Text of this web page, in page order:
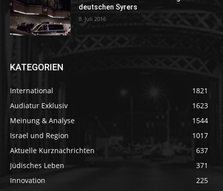
deutschen Syrers
8. Juli 2016
KATEGORIEN
International
1821
Audiatur Exklusiv
1623
Meinung & Analyse
1544
Israel und Region
1017
Aktuelle Kurznachrichten
637
Jüdisches Leben
371
Innovation
225